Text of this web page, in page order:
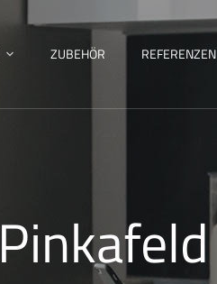
ZUBEHÖR REFERENZEN
Pinkafeld